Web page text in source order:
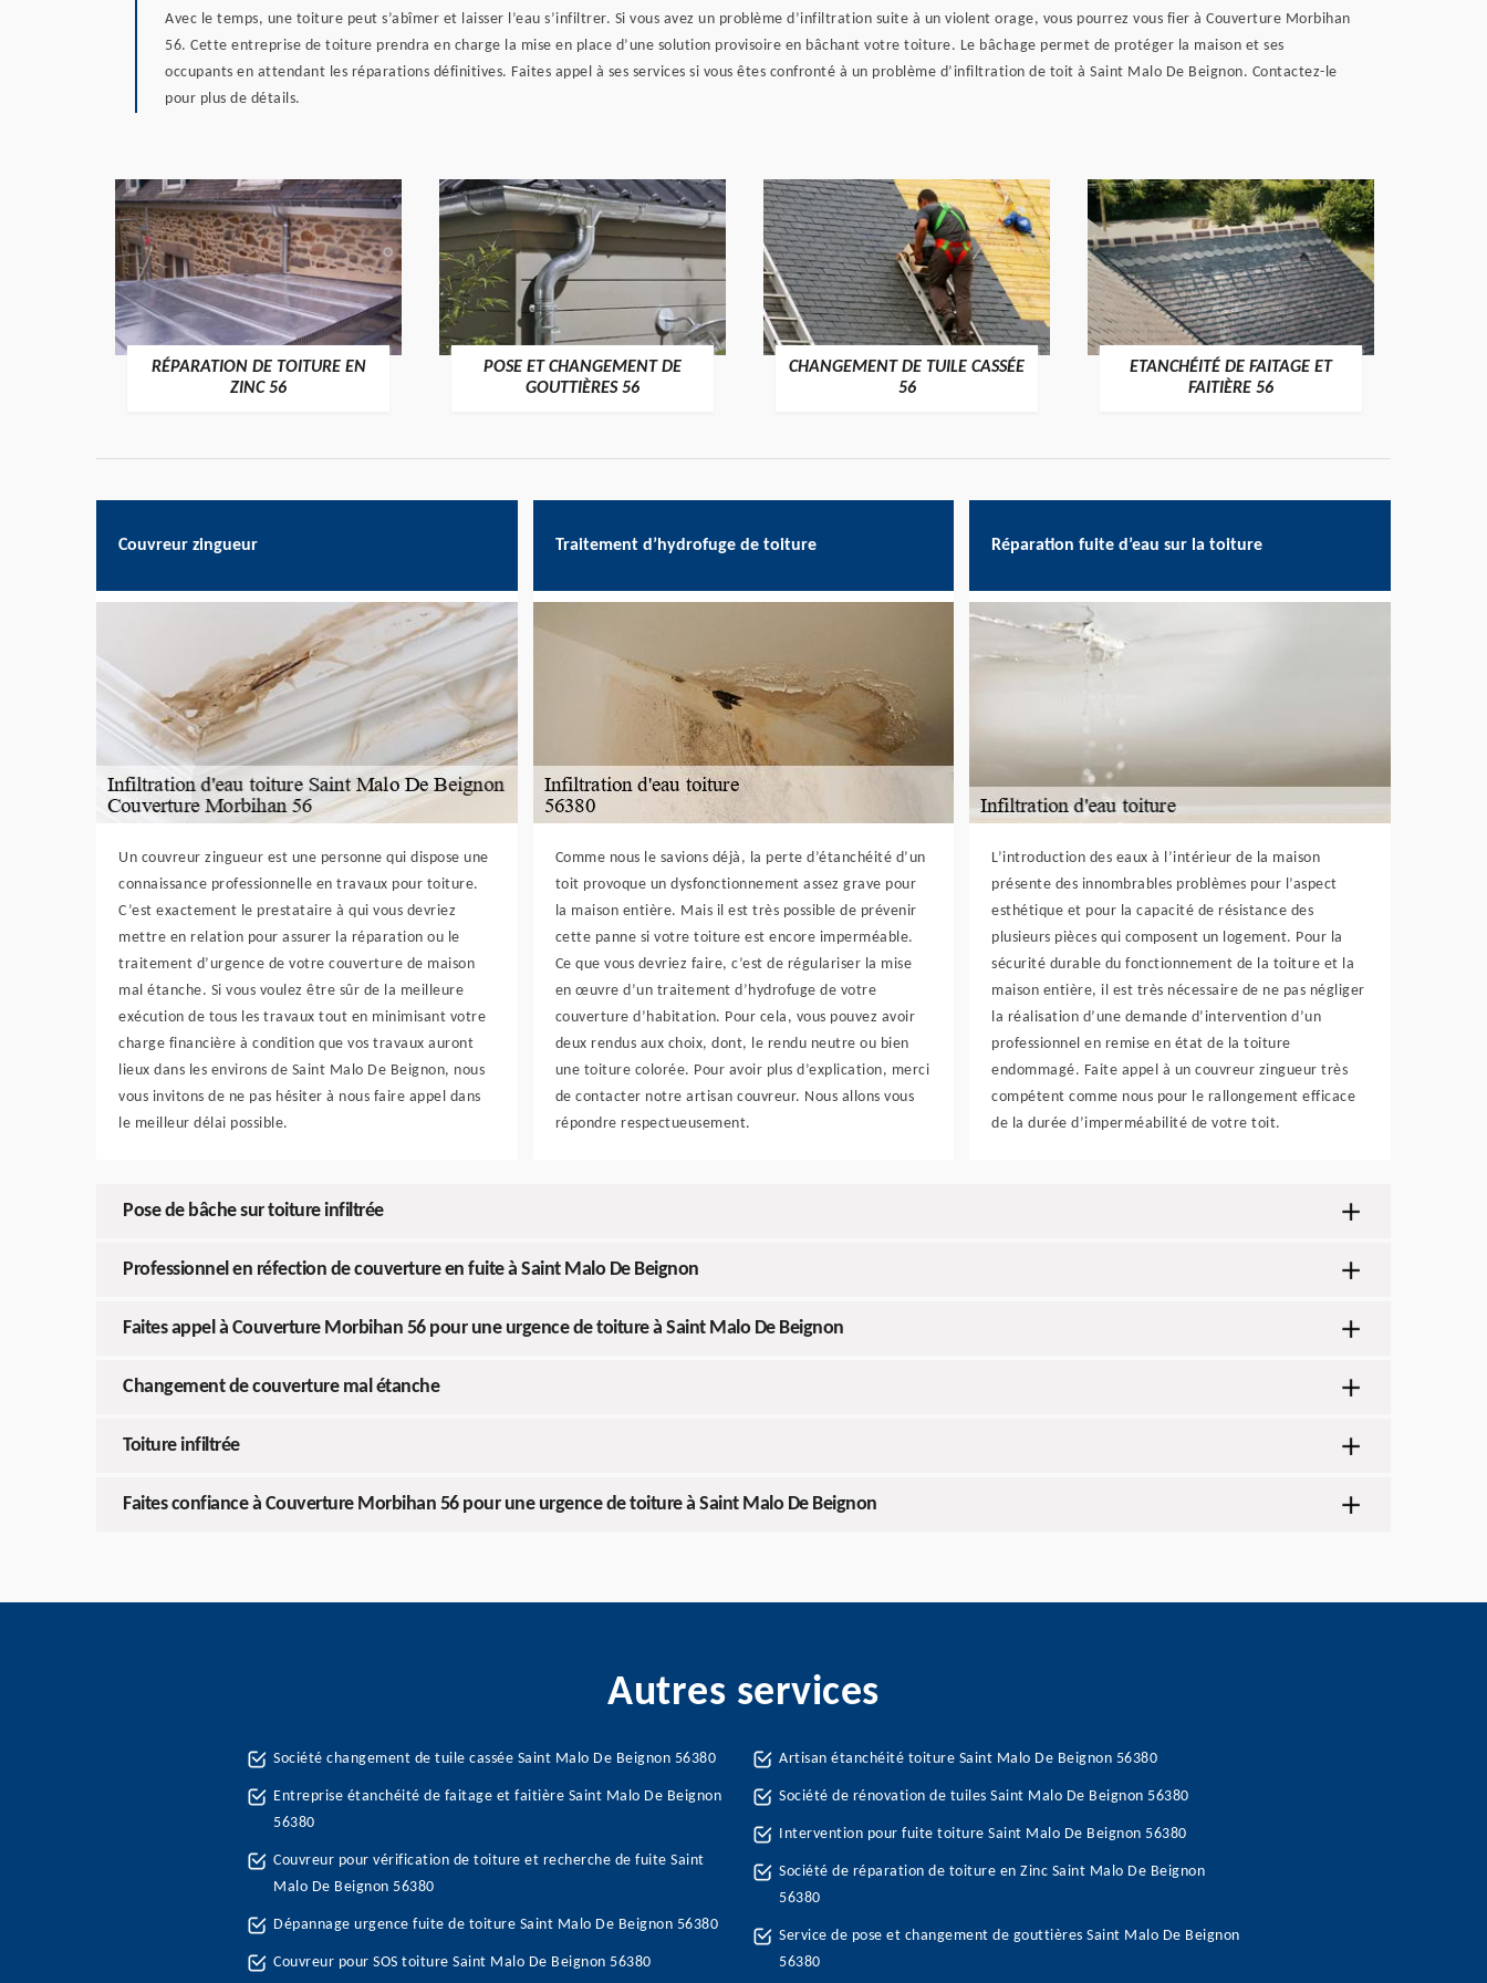
Avec le temps, une toiture peut s’abîmer et laisser l’eau s’infiltrer. Si vous avez un problème d’infiltration suite à un violent orage, vous pourrez vous fier à Couverture Morbihan
56. Cette entreprise de toiture prendra en charge la mise en place d’une solution provisoire en bâchant votre toiture. Le bâchage permet de protéger la maison et ses
occupants en attendant les réparations définitives. Faites appel à ses services si vous êtes confronté à un problème d’infiltration de toit à Saint Malo De Beignon. Contactez-le
pour plus de détails.
>
RÉPARATION DE TOITURE EN
ZINC 56
>
POSE ET CHANGEMENT DE
GOUTTIÈRES 56
>
CHANGEMENT DE TUILE CASSÉE
56
>
ETANCHÉITÉ DE FAITAGE ET
FAITIÈRE 56
Couvreur zingueur
Un couvreur zingueur est une personne qui dispose une
connaissance professionnelle en travaux pour toiture.
C’est exactement le prestataire à qui vous devriez
mettre en relation pour assurer la réparation ou le
traitement d’urgence de votre couverture de maison
mal étanche. Si vous voulez être sûr de la meilleure
exécution de tous les travaux tout en minimisant votre
charge financière à condition que vos travaux auront
lieux dans les environs de Saint Malo De Beignon, nous
vous invitons de ne pas hésiter à nous faire appel dans
le meilleur délai possible.
Traitement d’hydrofuge de toiture
Comme nous le savions déjà, la perte d’étanchéité d’un
toit provoque un dysfonctionnement assez grave pour
la maison entière. Mais il est très possible de prévenir
cette panne si votre toiture est encore imperméable.
Ce que vous devriez faire, c’est de régulariser la mise
en œuvre d’un traitement d’hydrofuge de votre
couverture d’habitation. Pour cela, vous pouvez avoir
deux rendus aux choix, dont, le rendu neutre ou bien
une toiture colorée. Pour avoir plus d’explication, merci
de contacter notre artisan couvreur. Nous allons vous
répondre respectueusement.
Réparation fuite d’eau sur la toiture
L’introduction des eaux à l’intérieur de la maison
présente des innombrables problèmes pour l’aspect
esthétique et pour la capacité de résistance des
plusieurs pièces qui composent un logement. Pour la
sécurité durable du fonctionnement de la toiture et la
maison entière, il est très nécessaire de ne pas négliger
la réalisation d’une demande d’intervention d’un
professionnel en remise en état de la toiture
endommagé. Faite appel à un couvreur zingueur très
compétent comme nous pour le rallongement efficace
de la durée d’imperméabilité de votre toit.
Pose de bâche sur toiture infiltrée
Professionnel en réfection de couverture en fuite à Saint Malo De Beignon
Faites appel à Couverture Morbihan 56 pour une urgence de toiture à Saint Malo De Beignon
Changement de couverture mal étanche
Toiture infiltrée
Faites confiance à Couverture Morbihan 56 pour une urgence de toiture à Saint Malo De Beignon
Autres services
Société changement de tuile cassée Saint Malo De Beignon 56380
Entreprise étanchéité de faitage et faitière Saint Malo De Beignon
56380
Couvreur pour vérification de toiture et recherche de fuite Saint
Malo De Beignon 56380
Dépannage urgence fuite de toiture Saint Malo De Beignon 56380
Couvreur pour SOS toiture Saint Malo De Beignon 56380
Artisan étanchéité toiture Saint Malo De Beignon 56380
Société de rénovation de tuiles Saint Malo De Beignon 56380
Intervention pour fuite toiture Saint Malo De Beignon 56380
Société de réparation de toiture en Zinc Saint Malo De Beignon
56380
Service de pose et changement de gouttières Saint Malo De Beignon
56380